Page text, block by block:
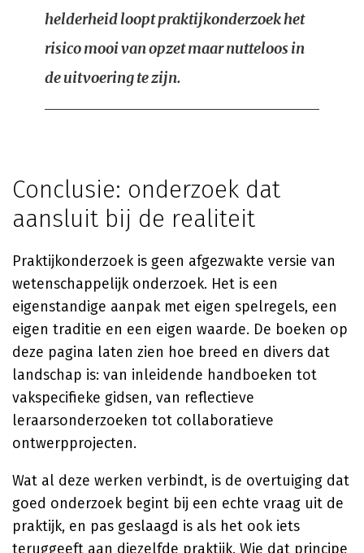
helderheid loopt praktijkonderzoek het
risico mooi van opzet maar nutteloos in
de uitvoering te zijn.
Conclusie: onderzoek dat
aansluit bij de realiteit
Praktijkonderzoek is geen afgezwakte versie van
wetenschappelijk onderzoek. Het is een
eigenstandige aanpak met eigen spelregels, een
eigen traditie en een eigen waarde. De boeken op
deze pagina laten zien hoe breed en divers dat
landschap is: van inleidende handboeken tot
vakspecifieke gidsen, van reflectieve
leraarsonderzoeken tot collaboratieve
ontwerpprojecten.
Wat al deze werken verbindt, is de overtuiging dat
goed onderzoek begint bij een echte vraag uit de
praktijk, en pas geslaagd is als het ook iets
teruggeeft aan diezelfde praktijk. Wie dat principe